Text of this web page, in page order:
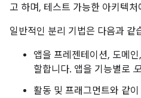
고 하며, 테스트 가능한 아키텍
일반적인 분리 기법은 다음과 같
앱을 프레젠테이션, 도메
할합니다. 앱을 기능별로
활동 및 프래그먼트와 같